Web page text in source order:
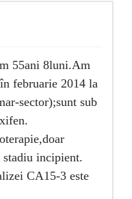
55ani 8luni.Am
februarie 2014 la
sector);sunt sub
incipient.
CA15-3 este